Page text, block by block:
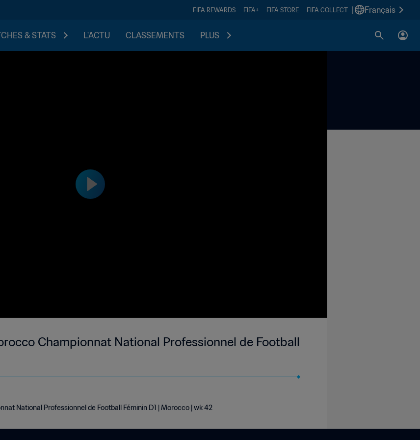
FIFA REWARDS FIFA+ FIFA STORE FIFA COLLECT Français
& STATS L'ACTU CLASSEMENTS PLUS
Championnat National Professionnel de Football
National Professionnel de Football Féminin D1 | Morocco | wk 42